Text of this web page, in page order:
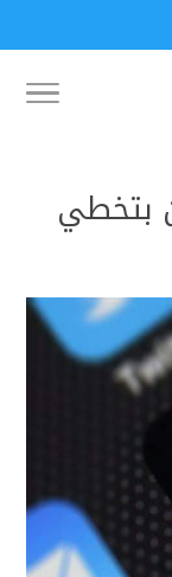
بتخطي